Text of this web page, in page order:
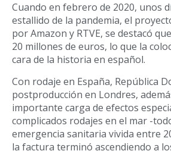
Cuando en febrero de 2020, unos
estallido de la pandemia, el
por Amazon y RTVE, se destacó
20 millones de euros, lo que la
cara de la historia en español.
Con rodaje en España, República
postproducción en Londres,
importante carga de efectos
complicados rodajes en el mar -
emergencia sanitaria vivida entre
la factura terminó ascendiendo a